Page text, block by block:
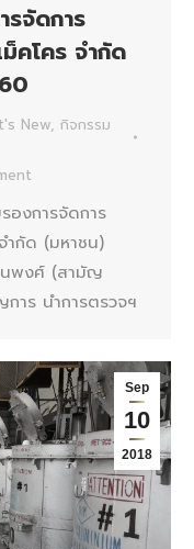
รจัดการ
คโคร จำกัด
New, กิจกรรม
องการจัดการ
กัด (มหาชน)
นพงศ์ (สามัญ
าร นำการตรวจฯ
Sep
10
2018